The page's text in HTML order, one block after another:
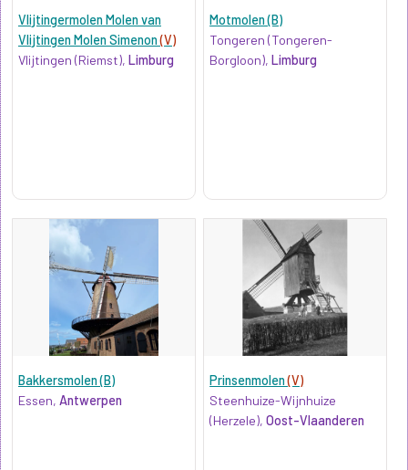
Vlijtingermolen Molen van
Vlijtingen Molen Simenon(V)
Vlijtingen (Riemst), Limburg
Motmolen (B)
Tongeren (Tongeren-
Borgloon),Limburg
Bakkersmolen (B)
Essen, Antwerpen
Prinsenmolen(V)
Steenhuize-Wijnhuize
(Herzele),Oost-Vlaanderen